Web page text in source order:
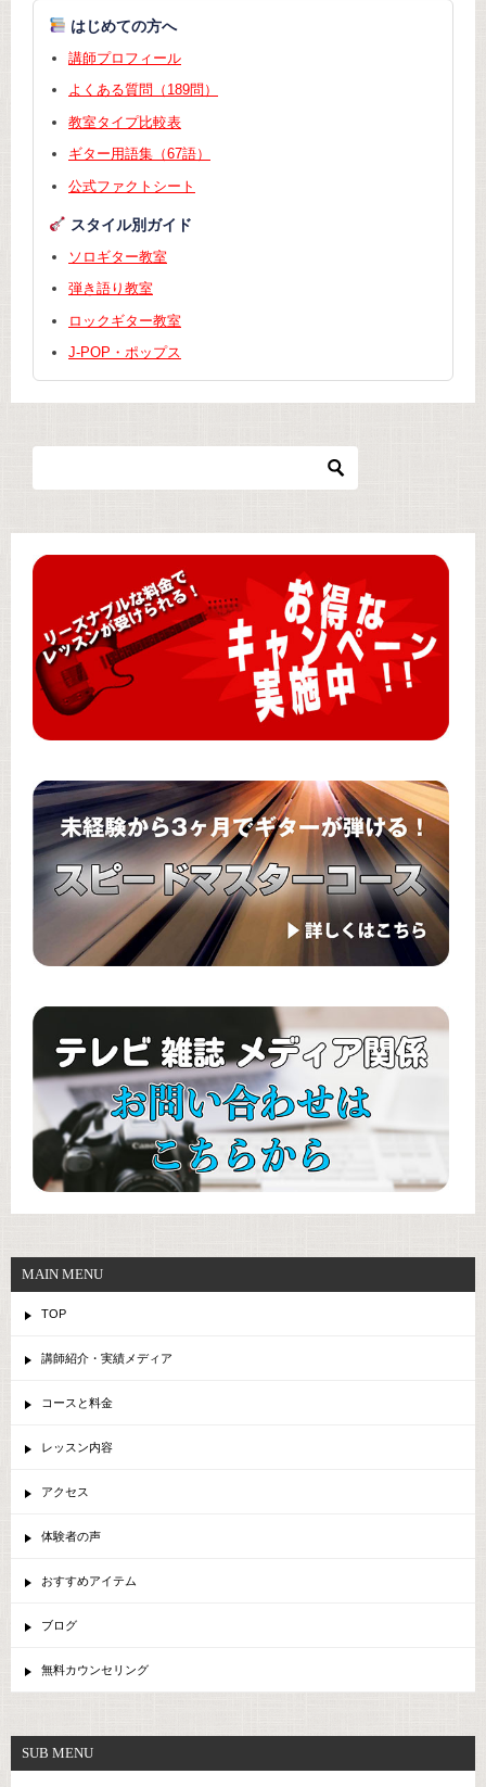
はじめての方へ
講師プロフィール
よくある質問（189問）
教室タイプ比較表
ギター用語集（67語）
公式ファクトシート
スタイル別ガイド
ソロギター教室
弾き語り教室
ロックギター教室
J-POP・ポップス
MAIN MENU
TOP
講師紹介・実績メディア
コースと料金
レッスン内容
アクセス
体験者の声
おすすめアイテム
ブログ
無料カウンセリング
SUB MENU